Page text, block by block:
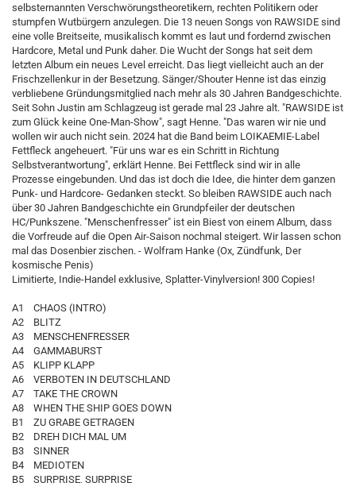
selbsternannten Verschwörungstheoretikern, rechten Politikern oder
stumpfen Wutbürgern anzulegen. Die 13 neuen Songs von RAWSIDE sind
eine volle Breitseite, musikalisch kommt es laut und fordernd zwischen
Hardcore, Metal und Punk daher. Die Wucht der Songs hat seit dem
letzten Album ein neues Level erreicht. Das liegt vielleicht auch an der
Frischzellenkur in der Besetzung. Sänger/Shouter Henne ist das einzig
verbliebene Gründungsmitglied nach mehr als 30 Jahren Bandgeschichte.
Seit Sohn Justin am Schlagzeug ist gerade mal 23 Jahre alt. "RAWSIDE ist
zum Glück keine One-Man-Show", sagt Henne. "Das waren wir nie und
wollen wir auch nicht sein. 2024 hat die Band beim LOIKAEMIE-Label
Fettfleck angeheuert. "Für uns war es ein Schritt in Richtung
Selbstverantwortung", erklärt Henne. Bei Fettfleck sind wir in alle
Prozesse eingebunden. Und das ist doch die Idee, die hinter dem ganzen
Punk- und Hardcore- Gedanken steckt. So bleiben RAWSIDE auch nach
über 30 Jahren Bandgeschichte ein Grundpfeiler der deutschen
HC/Punkszene. "Menschenfresser" ist ein Biest von einem Album, dass
die Vorfreude auf die Open Air-Saison nochmal steigert. Wir lassen schon
mal das Dosenbier zischen. - Wolfram Hanke (Ox, Zündfunk, Der
kosmische Penis)
Limitierte, Indie-Handel exklusive, Splatter-Vinylversion! 300 Copies!
A1 CHAOS (INTRO)
A2 BLITZ
A3 MENSCHENFRESSER
A4 GAMMABURST
A5 KLIPP KLAPP
A6 VERBOTEN IN DEUTSCHLAND
A7 TAKE THE CROWN
A8 WHEN THE SHIP GOES DOWN
B1 ZU GRABE GETRAGEN
B2 DREH DICH MAL UM
B3 SINNER
B4 MEDIOTEN
B5 SURPRISE, SURPRISE